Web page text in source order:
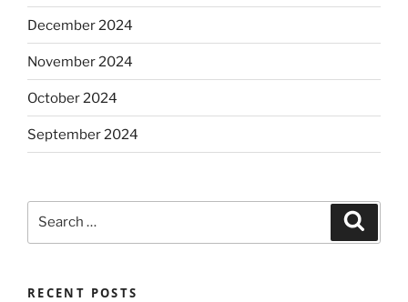
December 2024
November 2024
October 2024
September 2024
RECENT POSTS